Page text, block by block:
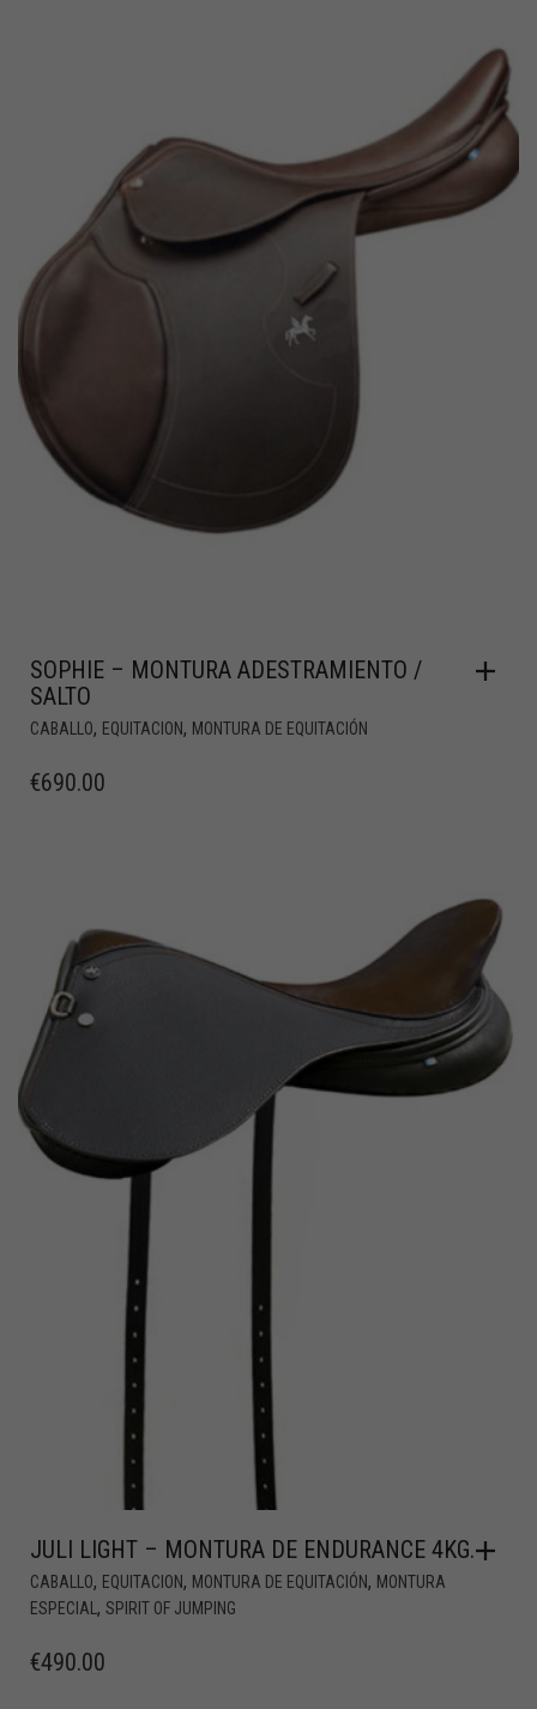
SOPHIE – MONTURA ADESTRAMIENTO /
SALTO
CABALLO, EQUITACION, MONTURA DE EQUITACIÓN
€690.00
JULI LIGHT – MONTURA DE ENDURANCE 4KG.
CABALLO, EQUITACION, MONTURA DE EQUITACIÓN, MONTURA
ESPECIAL, SPIRIT OF JUMPING
€490.00